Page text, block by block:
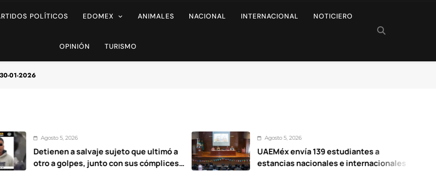
POLÍTICOS EDOMEX ANIMALES NACIONAL INTERNACIONAL NOTICIERO
OPINIÓN TURISMO
01-2026
2026
a salvaje sujeto que ultimó a
junto con sus cómplices
Agosto 5, 2026
UAEMéx envía 139 estudiantes a
estancias nacionales e internacionales